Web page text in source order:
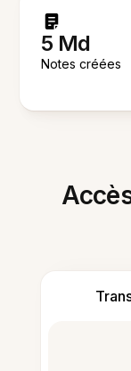
5 Md
Notes créées